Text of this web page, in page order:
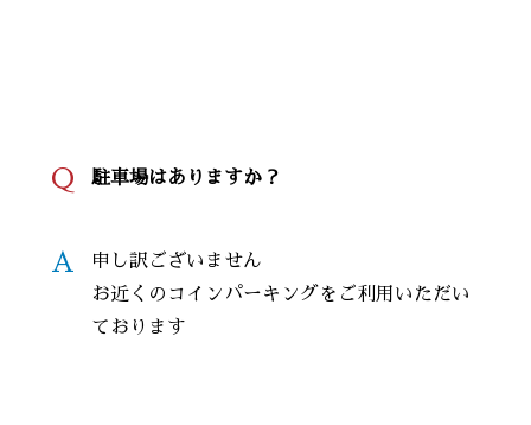
Q 駐車場はありますか？
A
申し訳ございません
お近くのコインパーキングをご利用いただい
ております